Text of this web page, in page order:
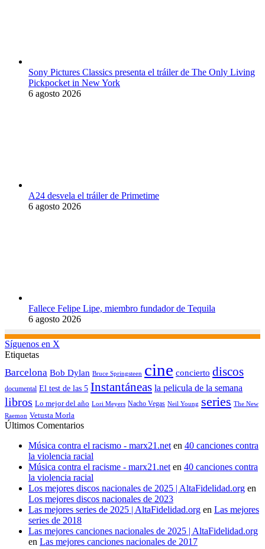
Sony Pictures Classics presenta el tráiler de The Only Living
Pickpocket in New York
6 agosto 2026
A24 desvela el tráiler de Primetime
6 agosto 2026
Fallece Felipe Lipe, miembro fundador de Tequila
6 agosto 2026
Síguenos en X
Etiquetas
Barcelona Bob Dylan Bruce Springsteen cine concierto discos
documental El test de las 5 Instantáneas la pelicula de la semana
libros Lo mejor del año Lori Meyers Nacho Vegas Neil Young series The New
Raemon Vetusta Morla
Últimos Comentarios
Música contra el racismo - marx21.net en 40 canciones contra
la violencia racial
Música contra el racisme - marx21.net en 40 canciones contra
la violencia racial
Los mejores discos nacionales de 2025 | AltaFidelidad.org en
Los mejores discos nacionales de 2023
Las mejores series de 2025 | AltaFidelidad.org en Las mejores
series de 2018
Las mejores canciones nacionales de 2025 | AltaFidelidad.org
en Las mejores canciones nacionales de 2017